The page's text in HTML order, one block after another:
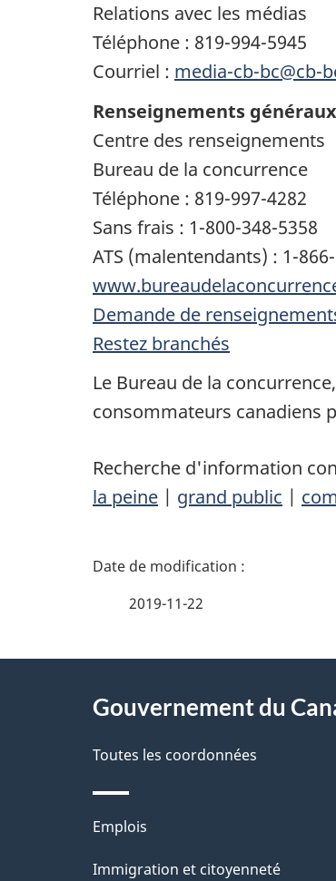
Relations avec les médias
Téléphone : 819-994-5945
Courriel : media-cb-bc@cb-
Renseignements
Centre des renseignements
Bureau de la concurrence
Téléphone : 819-997-4282
Sans frais : 1-800-348-5358
ATS (malentendants) : 1-
Demande de
Restez branchés
Le Bureau de la
consommateurs canadiens
Recherche d'information
la peine | grand public |
D
a
s
d
2019-11-22
proposGouvernement du
Toutes les coordonnées
Thèmes
et
Emplois
Immigration et citoyenneté